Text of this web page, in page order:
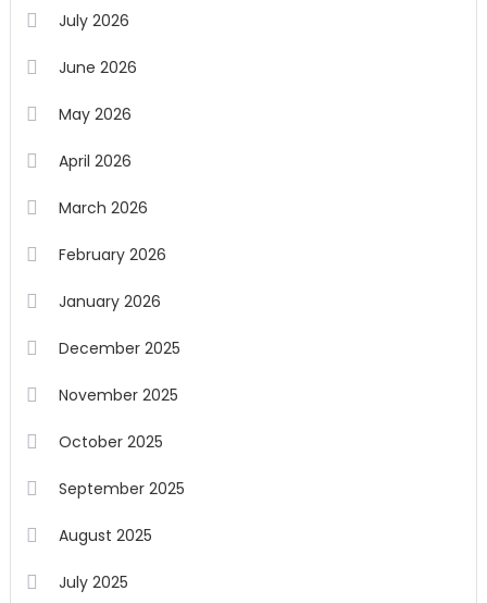
July 2026
June 2026
May 2026
April 2026
March 2026
February 2026
January 2026
December 2025
November 2025
October 2025
September 2025
August 2025
July 2025